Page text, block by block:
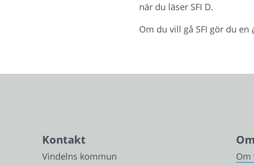
när du läser SFI D.
Om du vill gå SFI gör du en
Kontakt
Vindelns kommun
Om